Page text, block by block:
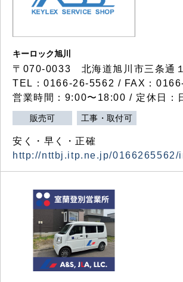
キーロック旭川
〒070-0033 北海道旭川市三条通
TEL：0166-26-5562 / FAX：
営業時間：9:00〜18:00 / 定休日：
販売可 工事・取付可
安く・早く・正確
http://nttbj.itp.ne.jp/0166265562/